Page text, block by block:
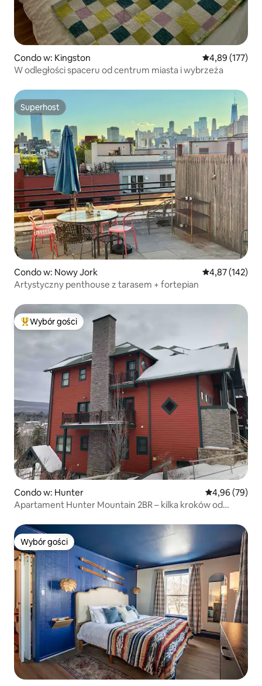
Condo w: Kingston Średnia
4,89 (177)
W odległości spaceru od centrum miasta i wybrzeża
Superhost
Superhost
Condo w: Nowy Jork Średnia
4,87 (142)
Artystyczny penthouse z tarasem + fortepian
Najpopularniejsze z kategorii Wybór gości
Wybór gości
Condo w: Hunter Średnia
4,96 (79)
Apartament Hunter Mountain 2BR – kilka kroków od
Wybór gości
Wybór gości